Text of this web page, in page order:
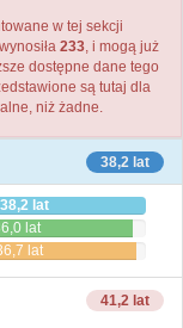
w tej sekcji
233, i mogą już
dostępne dane tego
są tutaj dla
niż żadne.
38,2 lat
38,2 lat
lat
lat
41,2 lat